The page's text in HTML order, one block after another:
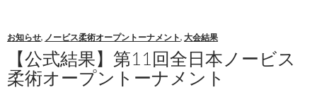
お知らせ, ノービス柔術オープントーナメント, 大会結果
【公式結果】第11回全日本ノービス
柔術オープントーナメント